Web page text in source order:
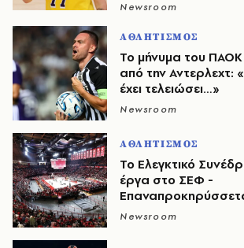
Newsroom
ΑΘΛΗΤΙΣΜΟΣ
Το μήνυμα του ΠΑΟΚ
από την Αντερλεχτ:
έχει τελειώσει…»
Newsroom
ΑΘΛΗΤΙΣΜΟΣ
Το Ελεγκτικό
έργα στο ΣΕΦ -
Newsroom